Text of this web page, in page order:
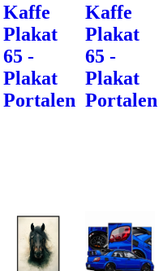
Kaffe
Plakat
65 -
Plakat
Portalen
Kaffe
Plakat
65 -
Plakat
Portalen